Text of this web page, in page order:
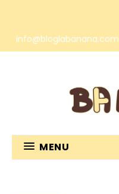
info@bloglabanana.com
MENU